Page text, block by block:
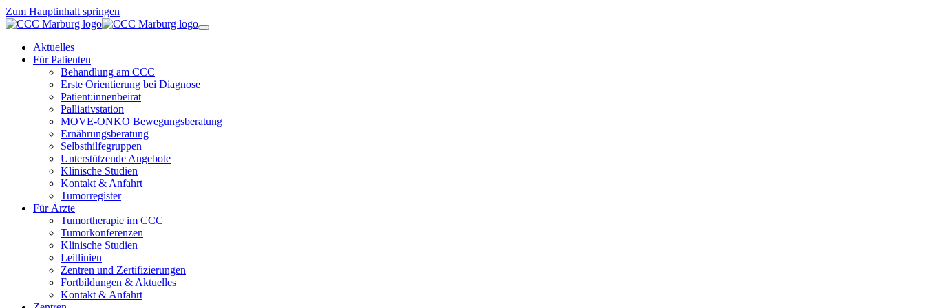
Zum Hauptinhalt springen
Aktuelles
Für Patienten
Behandlung am CCC
Erste Orientierung bei Diagnose
Patient:innenbeirat
Palliativstation
MOVE-ONKO Bewegungsberatung
Ernährungsberatung
Selbsthilfegruppen
Unterstützende Angebote
Klinische Studien
Kontakt & Anfahrt
Tumorregister
Für Ärzte
Tumortherapie im CCC
Tumorkonferenzen
Klinische Studien
Leitlinien
Zentren und Zertifizierungen
Fortbildungen & Aktuelles
Kontakt & Anfahrt